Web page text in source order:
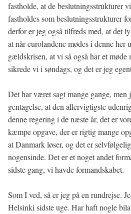
fastholde, at de beslutningsstrukturer
fastholdes som beslutningsstrukturer
derfor er jeg også tilfreds med, at det
at når eurolandene mødes i denne her
gældskrisen, at vi så også har et møde
sikrede vi i søndags, og det er jeg
Det har været sagt mange gange, men
gentagelse, at den allervigtigste
denne regering i de næste år, det er
kæmpe opgave, der er rigtig mange
at Danmark løser, og det er
nogensinde. Det er et noget andet
sidste gang, vi havde formandskabet.
Som I ved, så er jeg på en rundrejse.
Helsinki sidste uge. Har haft nogle